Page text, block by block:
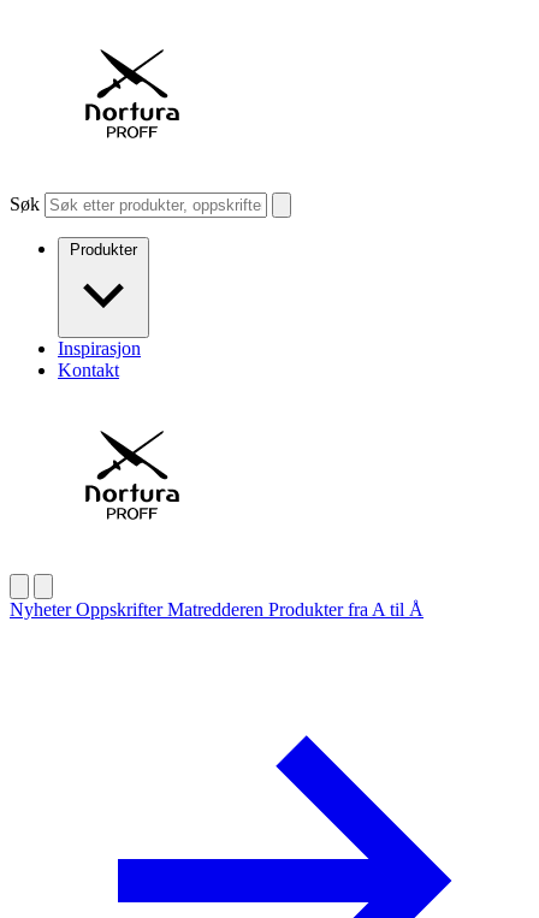
Søk
Produkter
Inspirasjon
Kontakt
NyheterOppskrifterMatredderen Produkter fra A til Å